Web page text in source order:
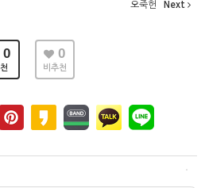
오죽헌 Next
0 0
비추천